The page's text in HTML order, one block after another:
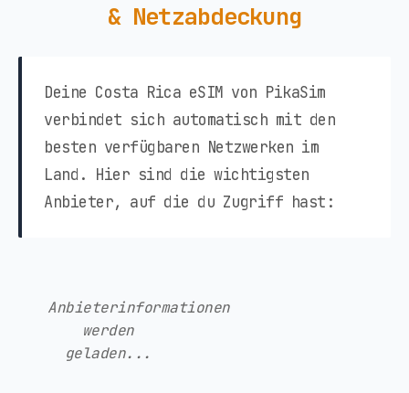
& Netzabdeckung
Deine Costa Rica eSIM von PikaSim
verbindet sich automatisch mit den
besten verfügbaren Netzwerken im
Land. Hier sind die wichtigsten
Anbieter, auf die du Zugriff hast:
Anbieterinformationen
werden
geladen...